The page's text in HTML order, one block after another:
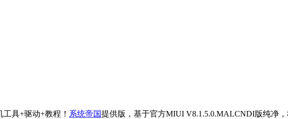
具+驱动+教程！ 系统帝国提供版，基于官方MIUI V8.1.5.0.MALCNDI版纯净